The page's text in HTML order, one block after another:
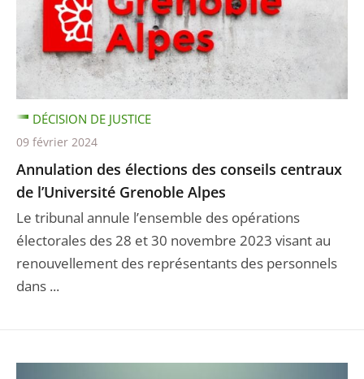
Annulation des élections des conseils centraux
de l’Université Grenoble Alpes
Le tribunal annule l’ensemble des opérations
électorales des 28 et 30 novembre 2023 visant au
renouvellement des représentants des personnels
dans ...
DÉCISION DE JUSTICE
09 février 2024